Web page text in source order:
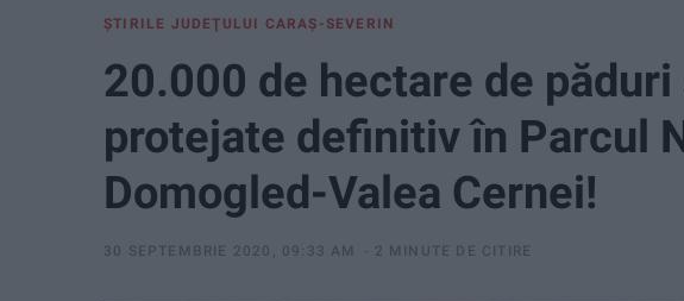
ŞTIRILE JUDEŢULUI CARAŞ-SEVERIN
20.000 de hectare de
protejate definitiv în Parcul
Domogled-Valea Cernei!
30 SEPTEMBRIE 2020, 09:33 AM 2 MINUTE DE CITIRE